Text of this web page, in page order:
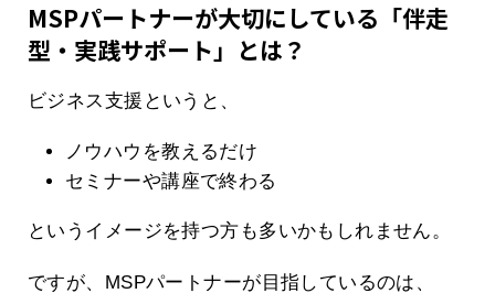
MSPパートナーが大切にしている「伴走
型・実践サポート」とは？
ビジネス支援というと、
ノウハウを教えるだけ
セミナーや講座で終わる
というイメージを持つ方も多いかもしれません。
ですが、MSPパートナーが目指しているのは、